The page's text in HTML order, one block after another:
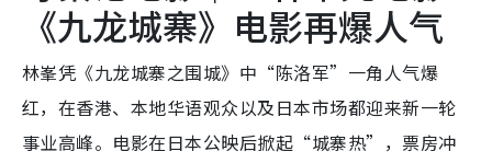
《九龙城寨》电影再爆人气
林峯凭《九龙城寨之围城》中“陈洛军”一角人气爆
红，在香港、本地华语观众以及日本市场都迎来新一轮
事业高峰。电影在日本公映后掀起“城寨热”，票房冲